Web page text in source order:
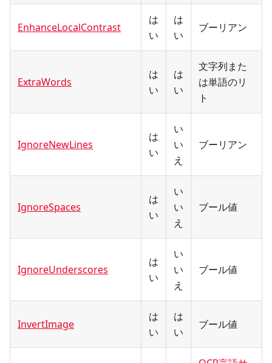
EnhanceLocalContrast
は
い
は
い
ブーリアン
ExtraWords
は
い
は
い
文字列また
は単語のリ
ト
IgnoreNewLines
は
い
い
い
え
ブーリアン
IgnoreSpaces
は
い
い
い
え
ブール値
IgnoreUnderscores
は
い
い
い
え
ブール値
InvertImage
は
い
は
い
ブール値